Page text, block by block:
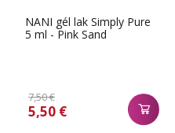
NANI gél lak Simply Pure
5 ml - Pink Sand
7,50 €
5,50 €